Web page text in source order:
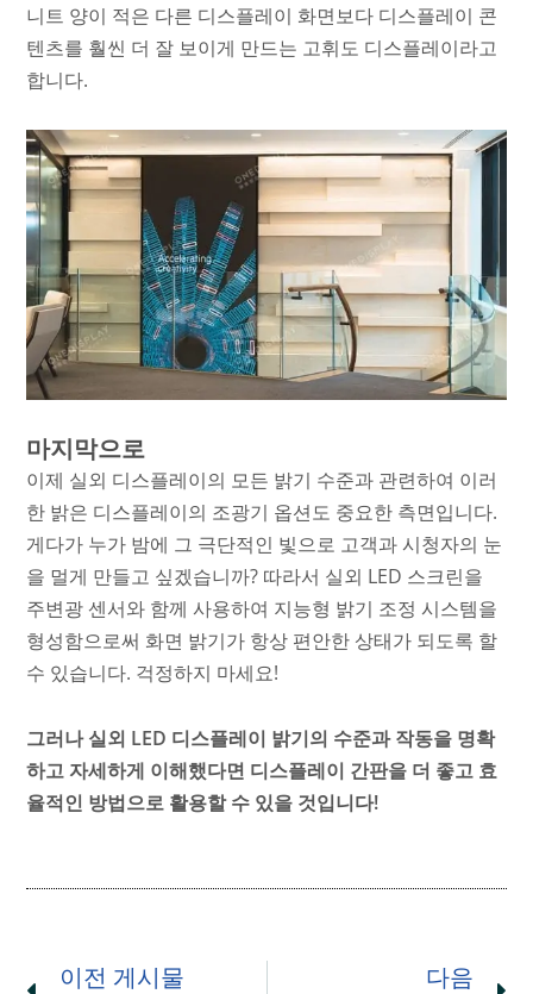
니트 양이 적은 다른 디스플레이 화면보다 디스플레이 콘
텐츠를 훨씬 더 잘 보이게 만드는 고휘도 디스플레이라고
합니다.
마지막으로
이제 실외 디스플레이의 모든 밝기 수준과 관련하여 이러
한 밝은 디스플레이의 조광기 옵션도 중요한 측면입니다.
게다가 누가 밤에 그 극단적인 빛으로 고객과 시청자의 눈
을 멀게 만들고 싶겠습니까? 따라서 실외 LED 스크린을
주변광 센서와 함께 사용하여 지능형 밝기 조정 시스템을
형성함으로써 화면 밝기가 항상 편안한 상태가 되도록 할
수 있습니다. 걱정하지 마세요!
그러나 실외 LED 디스플레이 밝기의 수준과 작동을 명확
하고 자세하게 이해했다면 디스플레이 간판을 더 좋고 효
율적인 방법으로 활용할 수 있을 것입니다!
이전 게시물 다음